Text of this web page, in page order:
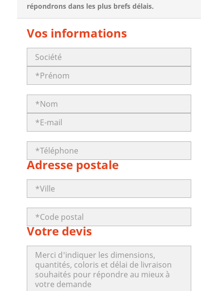
répondrons dans les plus brefs délais.
Vos informations
Adresse postale
Votre devis